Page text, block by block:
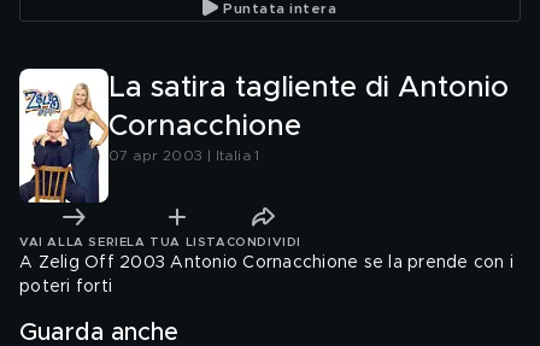
Puntata intera
La satira tagliente di Antonio
Cornacchione
07 apr 2003 | Italia 1
VAI ALLA SERIE LA TUA LISTA CONDIVIDI
A Zelig Off 2003 Antonio Cornacchione se la prende con i
poteri forti
Guarda anche